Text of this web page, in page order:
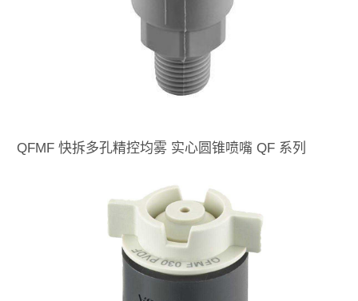
QFMF 快拆多孔精控均雾 实心圆锥喷嘴 QF 系列